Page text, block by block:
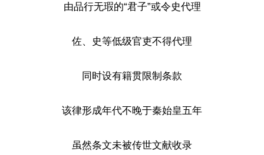
由品行无瑕的“君子”或令史代理
佐、史等低级官吏不得代理
同时设有籍贯限制条款
该律形成年代不晚于秦始皇五年
虽然条文未被传世文献收录